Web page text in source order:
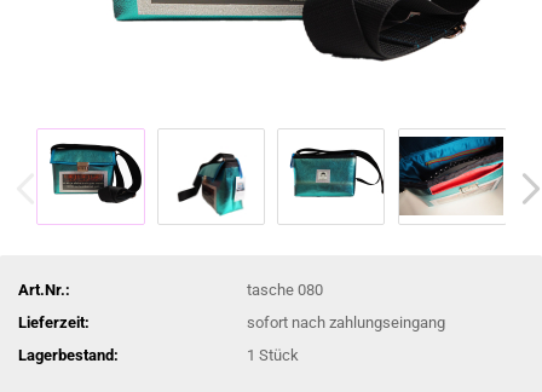
Art.Nr.:
tasche 080
Lieferzeit:
sofort nach zahlungseingang
Lagerbestand:
1Stück